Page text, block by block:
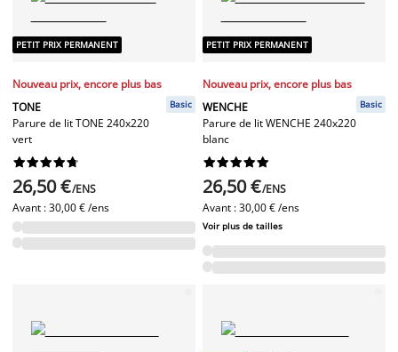
PETIT PRIX PERMANENT
Nouveau prix, encore plus bas
TONE
Parure de lit TONE 240x220
vert
Basic






26,50 €/ENS
Avant :30,00 € /ens
PETIT PRIX PERMANENT
Nouveau prix, encore plus bas
WENCHE
Parure de lit WENCHE 240x220
blanc
Basic






26,50 €/ENS
Avant :30,00 € /ens
Voir plus de tailles